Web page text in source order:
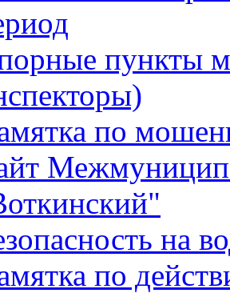
пункты
по
на
по